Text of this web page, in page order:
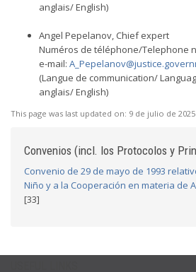
anglais/ English)
Angel Pepelanov, Chief expert
Numéros de téléphone/Telephone
e-mail:
(Langue de communication/
anglais/ English)
This page was last updated on: 9 de julio de 2025
Convenios (incl. los Protocolos y
Convenio de 29 de mayo de 1993
Niño y a la Cooperación en materia de
[33]